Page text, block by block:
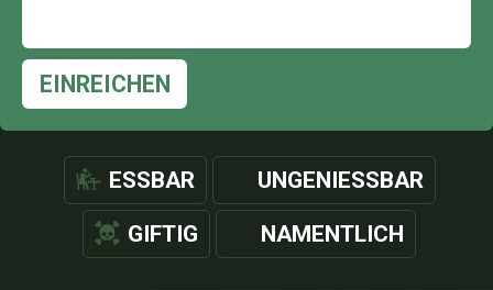
EINREICHEN
ESSBAR UNGENIESSBAR
GIFTIG NAMENTLICH